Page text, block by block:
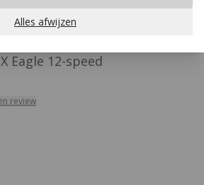
Alles afwijzen
Eagle 12-speed
review